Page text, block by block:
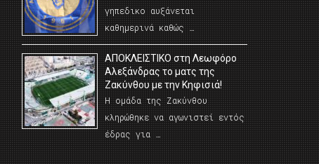
γηπεδικο αυξάνεται
καθημερινά καθώς …
AΠΟΚΛΕΙΣΤΙΚΟ στη Λεωφόρο
Αλεξάνδρας το ματς της
Ζακύνθου με την Κηφισιά!
Η ομάδα της Ζακύνθου
κληρώθηκε να αγωνιστεί εντός
έδρας για …